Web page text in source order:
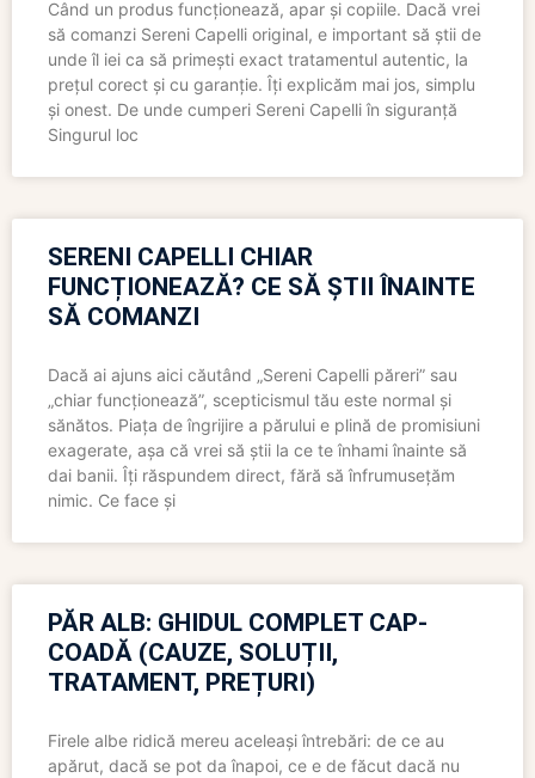
Când un produs funcționează, apar și copiile. Dacă vrei
să comanzi Sereni Capelli original, e important să știi de
unde îl iei ca să primești exact tratamentul autentic, la
prețul corect și cu garanție. Îți explicăm mai jos, simplu
și onest. De unde cumperi Sereni Capelli în siguranță
Singurul loc
SERENI CAPELLI CHIAR
FUNCȚIONEAZĂ? CE SĂ ȘTII ÎNAINTE
SĂ COMANZI
Dacă ai ajuns aici căutând „Sereni Capelli păreri” sau
„chiar funcționează”, scepticismul tău este normal și
sănătos. Piața de îngrijire a părului e plină de promisiuni
exagerate, așa că vrei să știi la ce te înhami înainte să
dai banii. Îți răspundem direct, fără să înfrumusețăm
nimic. Ce face și
PĂR ALB: GHIDUL COMPLET CAP-
COADĂ (CAUZE, SOLUȚII,
TRATAMENT, PREȚURI)
Firele albe ridică mereu aceleași întrebări: de ce au
apărut, dacă se pot da înapoi, ce e de făcut dacă nu